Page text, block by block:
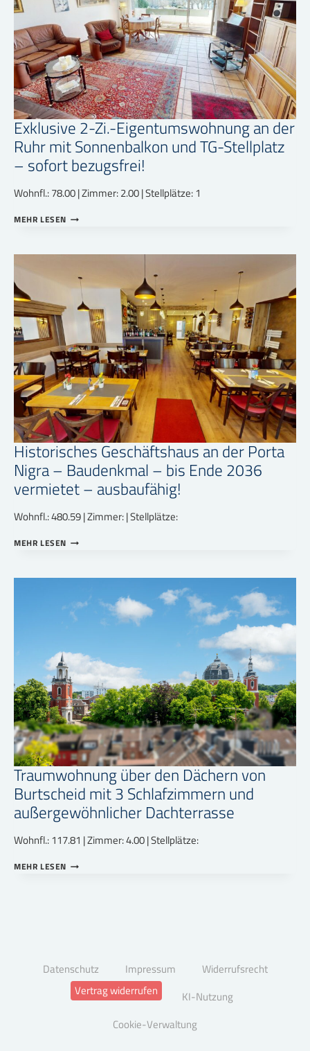
Exklusive 2-Zi.-Eigentumswohnung an der
Ruhr mit Sonnenbalkon und TG-Stellplatz
– sofort bezugsfrei!
Wohnfl.: 78.00 | Zimmer: 2.00 | Stellplätze: 1
MEHR LESEN EXKLUSIVE
EIGENTUMSWOHNUNG
DER
RUHR
MIT
SONNENBALKON
TG-
STELLPLATZ
–
SOFORT
BEZUGSFREI!
Historisches Geschäftshaus an der Porta
Nigra – Baudenkmal – bis Ende 2036
vermietet – ausbaufähig!
Wohnfl.: 480.59 | Zimmer: | Stellplätze:
MEHR LESEN HISTORISCHES
DER
NIGRA
–
BAUDENKMAL
BIS
ENDE
2036
VERMIETET
–
AUSBAUFÄHIG!
Traumwohnung über den Dächern von
Burtscheid mit 3 Schlafzimmern und
außergewöhnlicher Dachterrasse
Wohnfl.: 117.81 | Zimmer: 4.00 | Stellplätze:
MEHR LESEN TRAUMWOHNUNG
SCHLAFZIMMERN
UND
AUSSERGEWÖHNLICHER D
ACHTERRASSE
Datenschutz Impressum
Widerrufsrecht
Vertrag widerrufen
KI-Nutzung
Cookie-Verwaltung